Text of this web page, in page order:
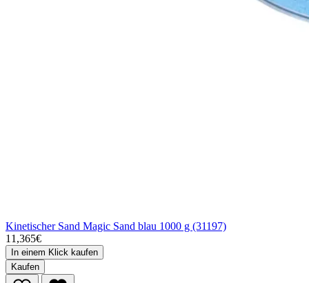
Kinetischer Sand Magic Sand blau 1000 g (31197)
11,365€
In einem Klick kaufen
Kaufen